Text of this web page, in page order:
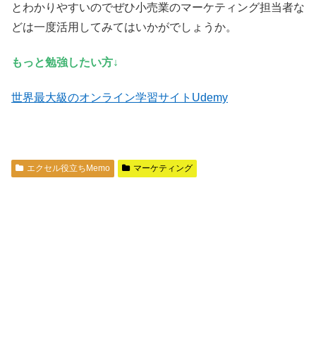
とわかりやすいのでぜひ小売業のマーケティング担当者な
どは一度活用してみてはいかがでしょうか。
もっと勉強したい方↓
世界最大級のオンライン学習サイトUdemy
エクセル役立ちMemo マーケティング